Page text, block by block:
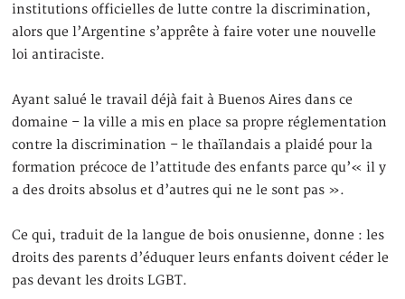
institutions officielles de lutte contre la discrimination,
alors que l’Argentine s’apprête à faire voter une nouvelle
loi antiraciste.
Ayant salué le travail déjà fait à Buenos Aires dans ce
domaine – la ville a mis en place sa propre réglementation
contre la discrimination – le thaïlandais a plaidé pour la
formation précoce de l’attitude des enfants parce qu’« il y
a des droits absolus et d’autres qui ne le sont pas ».
Ce qui, traduit de la langue de bois onusienne, donne : les
droits des parents d’éduquer leurs enfants doivent céder le
pas devant les droits LGBT.